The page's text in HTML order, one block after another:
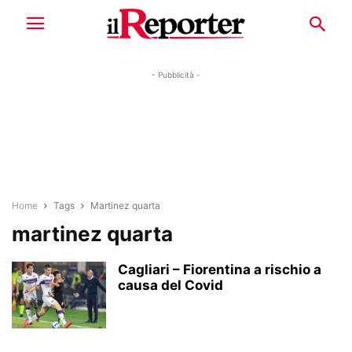
- Pubblicità -
Home Tags Martinez quarta
martinez quarta
Cagliari – Fiorentina a rischio a
causa del Covid